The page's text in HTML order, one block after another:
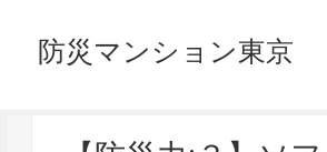
防災マンション東京